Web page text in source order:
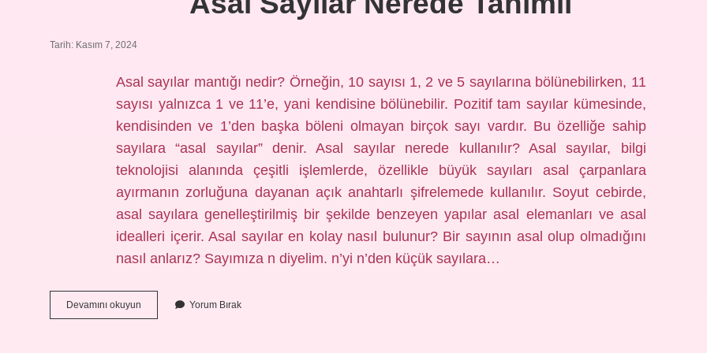
Tarih: Kasım 7, 2024
Asal sayılar mantığı nedir? Örneğin, 10 sayısı 1, 2 ve 5 sayılarına bölünebilirken, 11
sayısı yalnızca 1 ve 11’e, yani kendisine bölünebilir. Pozitif tam sayılar kümesinde,
kendisinden ve 1’den başka böleni olmayan birçok sayı vardır. Bu özelliğe sahip
sayılara “asal sayılar” denir. Asal sayılar nerede kullanılır? Asal sayılar, bilgi
teknolojisi alanında çeşitli işlemlerde, özellikle büyük sayıları asal çarpanlara
ayırmanın zorluğuna dayanan açık anahtarlı şifrelemede kullanılır. Soyut cebirde,
asal sayılara genelleştirilmiş bir şekilde benzeyen yapılar asal elemanları ve asal
idealleri içerir. Asal sayılar en kolay nasıl bulunur? Bir sayının asal olup olmadığını
nasıl anlarız? Sayımıza n diyelim. n’yi n’den küçük sayılara…
Devamını okuyun
Sayılar
Yorum Bırak